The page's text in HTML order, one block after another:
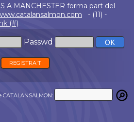
A MANCHESTER forma part del
- (11) -
(#)
Passwd
REGISTRA'T